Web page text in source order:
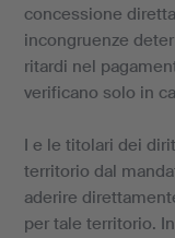
concessione
incongruenze
ritardi nel
verificano solo in
I e le titolari dei
territorio dal
aderire
per tale territorio.